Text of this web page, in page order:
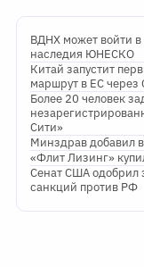
ВДНХ может войти
наследия ЮНЕСКО
Китай запустит
маршрут в ЕС через
Более 20 человек
Сити»
Минздрав добавил
«Флит Лизинг»
Сенат США одобрил
санкций против РФ